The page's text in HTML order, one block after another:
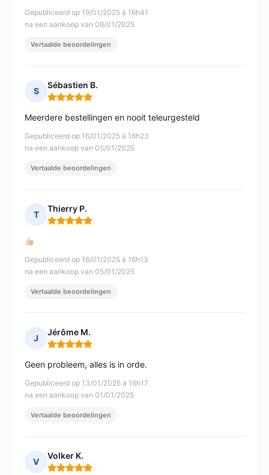
Gepubliceerd op 19/01/2025 à 16h41
na een aankoop van 08/01/2025
Vertaalde beoordelingen
S
Sébastien B.
Opmerking: 5 van 5
Gepubliceerd op 16/01/2025 à 16h23
na een aankoop van 05/01/2025
Meerdere bestellingen en nooit teleurgesteld
Vertaalde beoordelingen
T
Thierry P.
Opmerking: 5 van 5
Gepubliceerd op 16/01/2025 à 16h13
na een aankoop van 05/01/2025
Vertaalde beoordelingen
J
Jérôme M.
Opmerking: 5 van 5
Gepubliceerd op 13/01/2025 à 16h17
na een aankoop van 01/01/2025
Geen probleem, alles is in orde.
Vertaalde beoordelingen
V
Volker K.
Opmerking: 5 van 5